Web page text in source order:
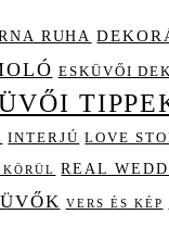
RUHA
ESKÜVŐI
INTERJÚ LOVE
REAL
VERS ÉS KÉP